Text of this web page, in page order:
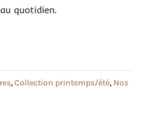
quotidien.
,Collection printemps/été, Nos